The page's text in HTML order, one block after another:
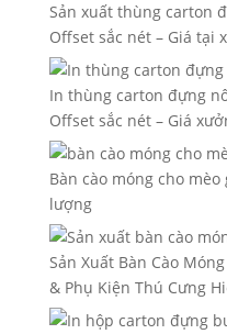
Sản xuất thùng carton
Offset sắc nét – Giá tại
In thùng carton đựng
Offset sắc nét – Giá
Bàn cào móng cho
lượng
Sản Xuất Bàn Cào
& Phụ Kiện Thú Cưng